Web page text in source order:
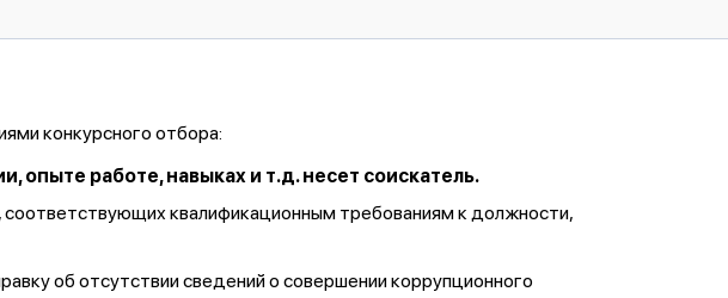
конкурсного отбора:
опыте работе, навыках и т.д. несет соискатель.
квалификационным требованиям к должности,
об отсутствии сведений о совершении коррупционного